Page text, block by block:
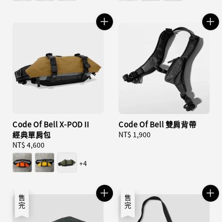
Code Of Bell X-POD II
經典單肩包
Regular
price
NT$ 4,600
+4
Code Of Bell 雙肩背帶
Regular
NT$ 1,900
售完 售完